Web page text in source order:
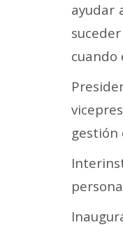
ayudar
cuando
gestión